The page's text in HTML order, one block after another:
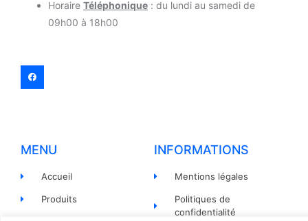
Horaire Téléphonique : du lundi au samedi de
09h00 à 18h00
MENU
Accueil
Produits
INFORMATIONS
Mentions légales
Politiques de
confidentialité